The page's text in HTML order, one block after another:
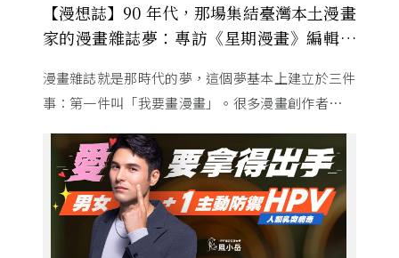
【漫想誌】90 年代，那場集結臺灣本土漫畫
家的漫畫雜誌夢：專訪《星期漫畫》編輯黃
漫畫雜誌就是那時代的夢，這個夢基本上建立於三件
事：第一件叫「我要畫漫畫」。很多漫畫創作者從小
畫畫怎麼活？」